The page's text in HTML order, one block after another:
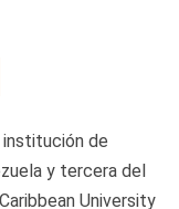
de
y tercera del
University